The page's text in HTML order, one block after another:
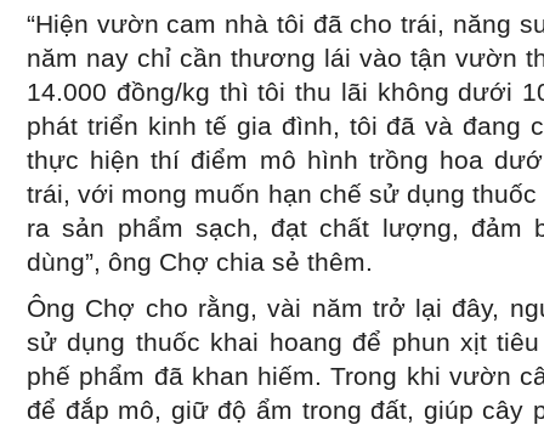
“Hiện vườn cam nhà tôi đã cho trái, năng
năm nay chỉ cần thương lái vào tận vườn
14.000 đồng/kg thì tôi thu lãi không dưới
phát triển kinh tế gia đình, tôi đã và đang
thực hiện thí điểm mô hình trồng hoa
trái, với mong muốn hạn chế sử dụng
ra sản phẩm sạch, đạt chất lượng, đảm
dùng”, ông Chợ chia sẻ thêm.
Ông Chợ cho rằng, vài năm trở lại đây,
sử dụng thuốc khai hoang để phun xịt
phế phẩm đã khan hiếm. Trong khi vườn
để đắp mô, giữ độ ẩm trong đất, giúp cây